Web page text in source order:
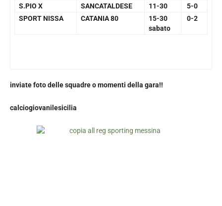
S.PIO X SANCATALDESE 11-30
5-0
SPORT NISSA
CATANIA 80
15-30
sabato
0-2
inviate foto delle squadre o momenti della gara!!
calciogiovanilesicilia